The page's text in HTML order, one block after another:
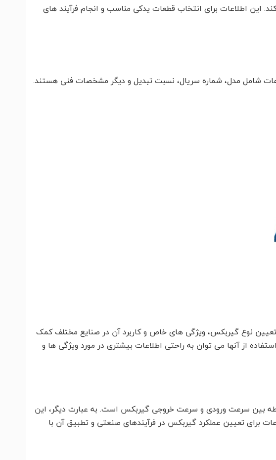
این اطلاعات برای انتخاب قطعات یدکی مناسب و انجام فرآیند های
شامل مدل، شماره سریال، نسبت تبدیل و دیگر مشخصات فنی هستند.
نوع گیربکس، ویژگی های خاص و کاربرد آن در صنایع مختلف کمک
از آنها می توان به راحتی اطلاعات بیشتری در مورد ویژگی ها و
بین سرعت ورودی و سرعت خروجی گیربکس است. به عبارت دیگر، این
تعیین عملکرد گیربکس در فرآیندهای صنعتی و تطبیق آن با